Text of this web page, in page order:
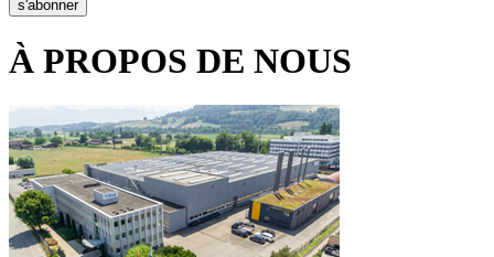
s'abonner
À PROPOS DE NOUS